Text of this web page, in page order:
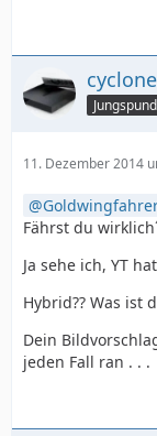
Jungspund
11. Dezember 2014
Fährst du
Ja sehe ich, YT
Hybrid?? Was ist
Dein
jeden Fall ran . . .